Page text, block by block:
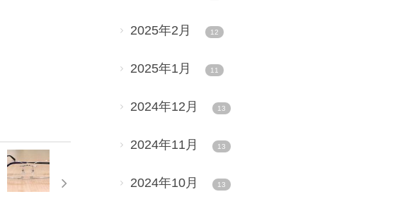
2025年2月 12
2025年1月 11
2024年12月 13
2024年11月 13
2024年10月 13